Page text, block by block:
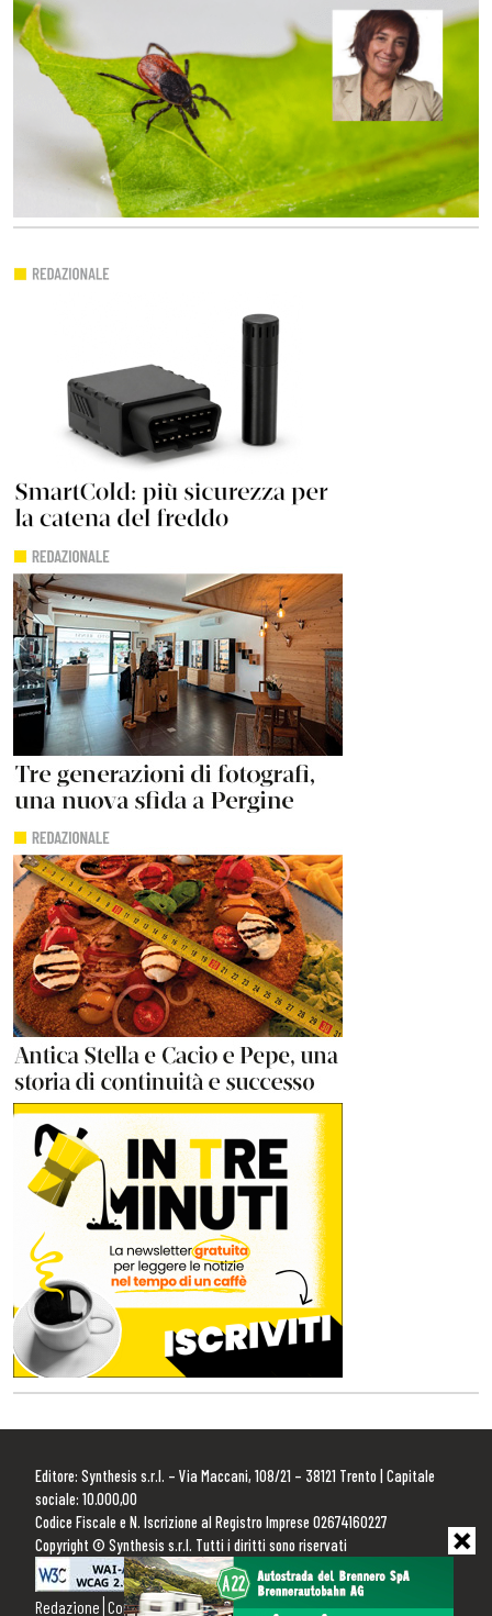
Editore: Synthesis s.r.l. – Via Maccani, 108/21 – 38121 Trento | Capitale
sociale: 10.000,00
Codice Fiscale e N. Iscrizione al Registro Imprese 02674160227
Copyright © Synthesis s.r.l. Tutti i diritti sono riservati
Redazione Contattaci Pubblicità Privacy Policy Cookie Policy